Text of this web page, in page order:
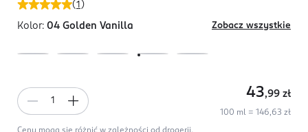
(1 )
Kolor: 04 Golden Vanilla Zobacz wszystkie
43,99 zł
100 ml = 146,63 zł